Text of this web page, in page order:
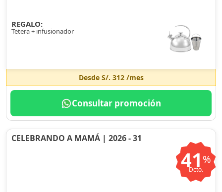
REGALO:
Tetera + infusionador
Desde S/. 312/mes
Consultar promoción
CELEBRANDO A MAMÁ | 2026 - 31
41 %
Dcto.